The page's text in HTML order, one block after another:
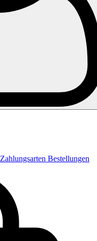
Zahlungsarten Bestellungen